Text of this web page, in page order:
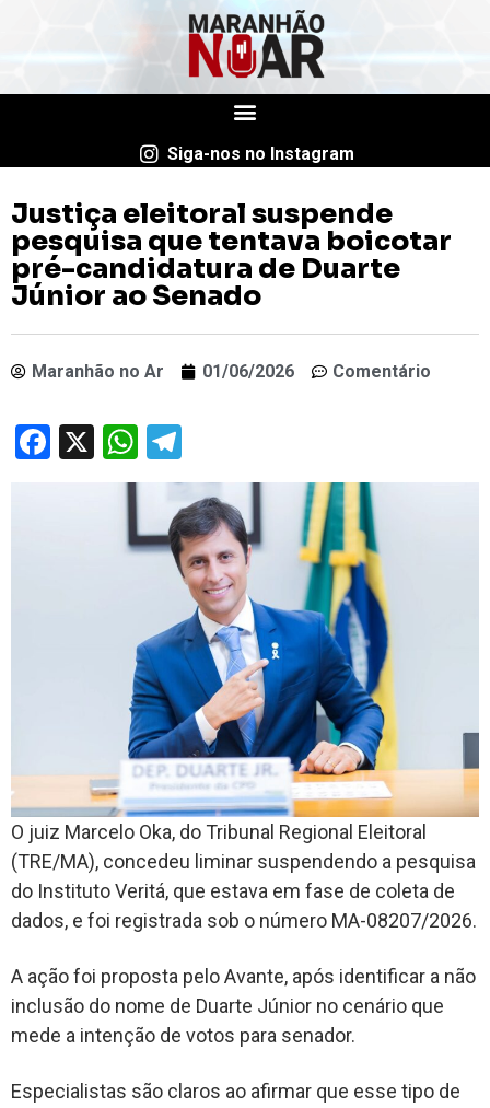
Siga-nos no Instagram
Justiça eleitoral suspende
pesquisa que tentava boicotar
pré-candidatura de Duarte
Júnior ao Senado
Maranhão no Ar 01/06/2026 Comentário
Facebook
X WhatsApp
O juiz Marcelo Oka, do Tribunal Regional Eleitoral
(TRE/MA), concedeu liminar suspendendo a pesquisa
do Instituto Veritá, que estava em fase de coleta de
dados, e foi registrada sob o número MA-08207/2026.
A ação foi proposta pelo Avante, após identificar a não
inclusão do nome de Duarte Júnior no cenário que
mede a intenção de votos para senador.
Especialistas são claros ao afirmar que esse tipo de